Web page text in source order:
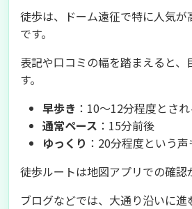
徒歩は、ドーム遠征で特に人気が
です。
表記や口コミの幅を踏まえると、
す。
早歩き ：10〜12分程度とさ
通常ペース ：15分前後
ゆっくり ：20分程度という
徒歩ルートは地図アプリでの確認
ブログなどでは、大通り沿いに